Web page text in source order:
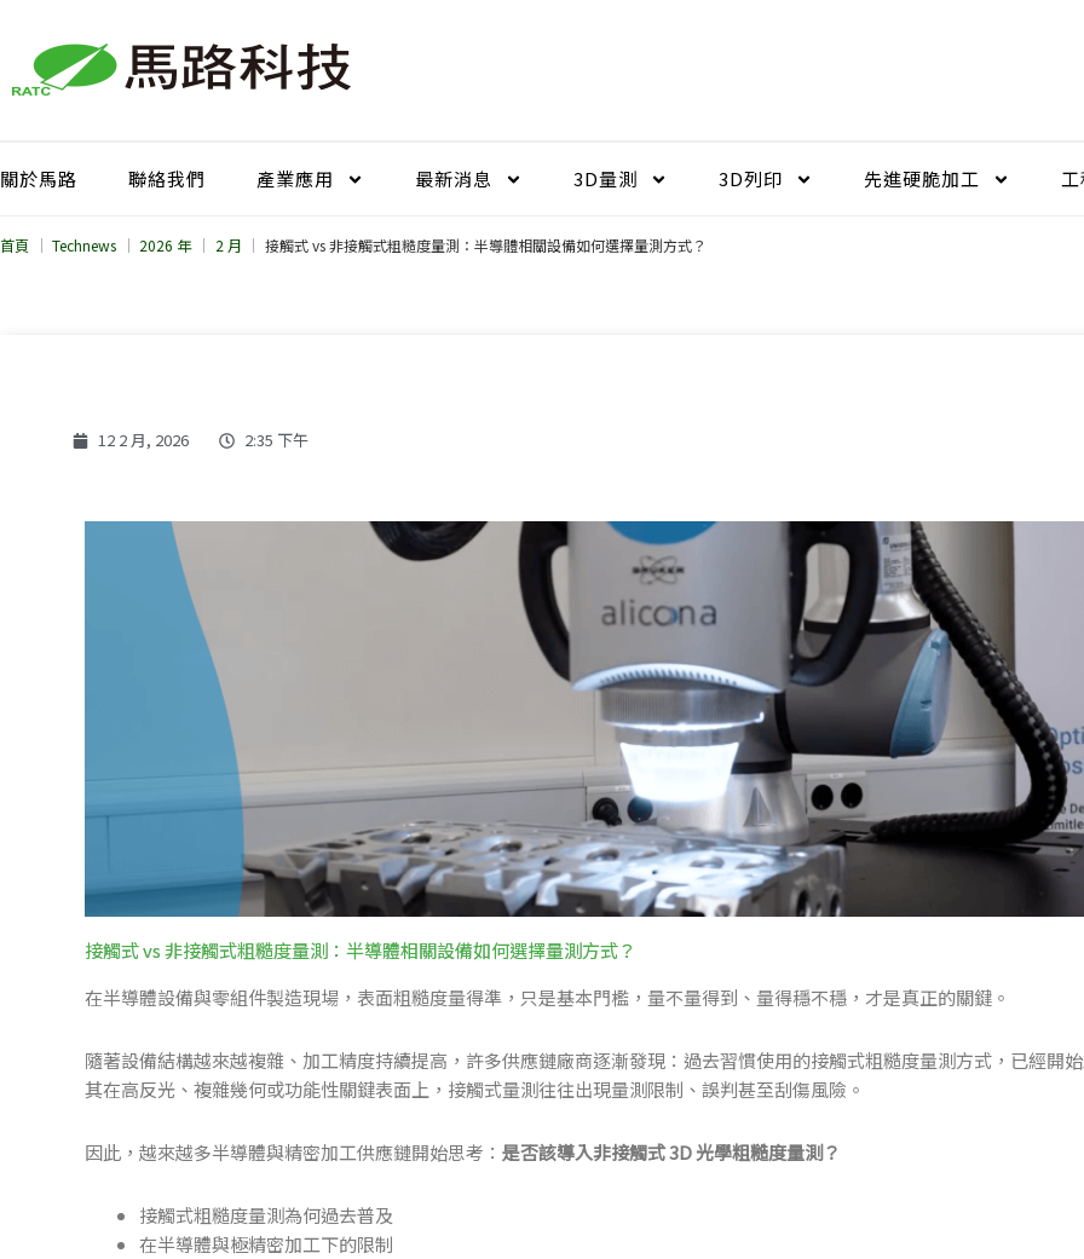
要
關於馬路
聯絡我們 產業應用 最新消息 3D量測 3D列印 先進硬脆加工​
首頁 Technews 2026 年 2 月 接觸式 vs 非接觸式粗糙度量測：半導體相關設備如何選擇量測方式？
12 2 月, 2026 2:35 下午
接觸式 vs 非接觸式粗糙度量測：半導體相關設備如何選擇量測方式？
在半導體設備與零組件製造現場，表面粗糙度量得準，只是基本門檻，量不量得到、量得穩不穩，才是真正的關鍵。
隨著設備結構越來越複雜、加工精度持續提高，許多供應鏈廠商逐漸發現：過去習慣使用的接觸式粗糙度量測方式，已經開
其在高反光、複雜幾何或功能性關鍵表面上，接觸式量測往往出現量測限制、誤判甚至刮傷風險。
因此，越來越多半導體與精密加工供應鏈開始思考： 是否該導入非接觸式 3D 光學粗糙度量測？
接觸式粗糙度量測為何過去普及
在半導體與極精密加工下的限制